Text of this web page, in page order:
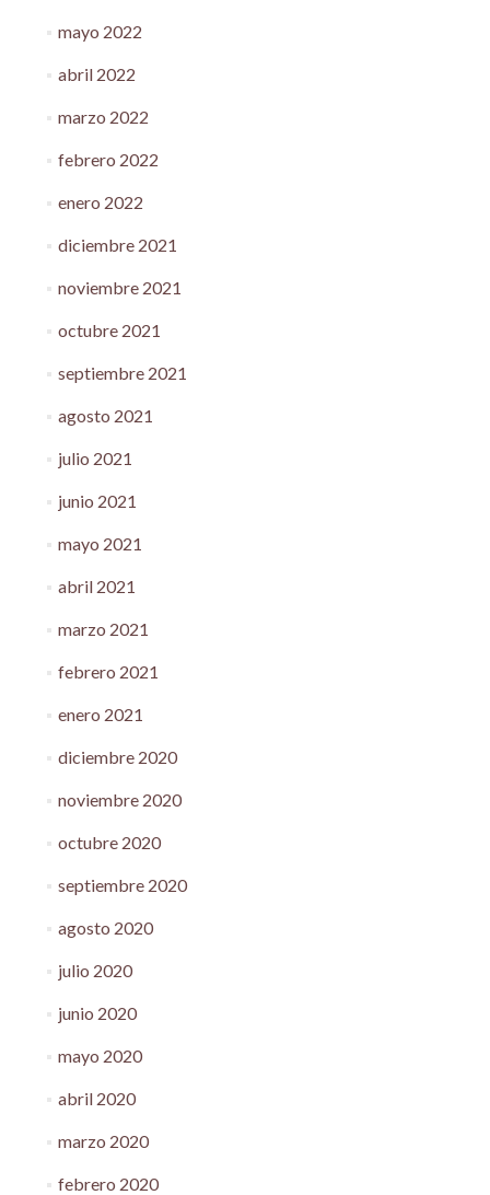
mayo 2022
abril 2022
marzo 2022
febrero 2022
enero 2022
diciembre 2021
noviembre 2021
octubre 2021
septiembre 2021
agosto 2021
julio 2021
junio 2021
mayo 2021
abril 2021
marzo 2021
febrero 2021
enero 2021
diciembre 2020
noviembre 2020
octubre 2020
septiembre 2020
agosto 2020
julio 2020
junio 2020
mayo 2020
abril 2020
marzo 2020
febrero 2020